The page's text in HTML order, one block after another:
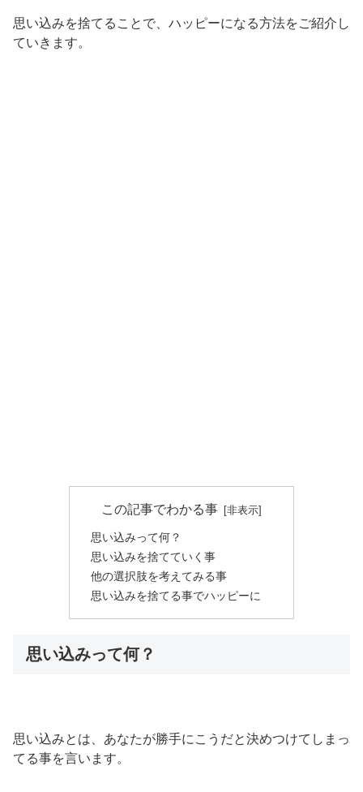
思い込みを捨てることで、ハッピーになる方法をご紹介し
ていきます。
この記事でわかる事
思い込みって何？
思い込みを捨てていく事
他の選択肢を考えてみる事
思い込みを捨てる事でハッピーに
思い込みって何？
思い込みとは、あなたが勝手にこうだと決めつけてしまっ
てる事を言います。